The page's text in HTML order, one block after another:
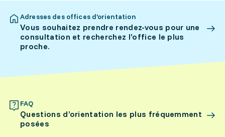
Adresses des offices d’orientation
Vous souhaitez prendre rendez-vous pour une
consultation et recherchez l’office le plus
proche.
FAQ
Questions d’orientation les plus fréquemment
posées